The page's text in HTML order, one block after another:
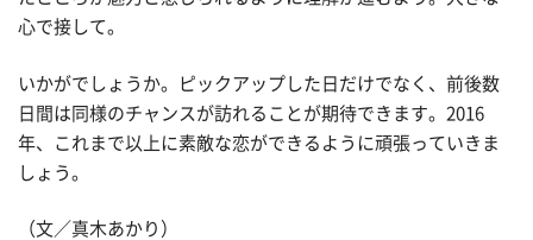
心で接して。
いかがでしょうか。ピックアップした日だけでなく、前後数
日間は同様のチャンスが訪れることが期待できます。2016
年、これまで以上に素敵な恋ができるように頑張っていきま
しょう。
（文／真木あかり）